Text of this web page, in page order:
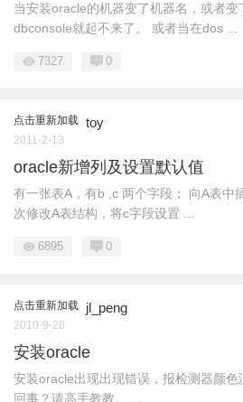
当安装oracle的机器变了机器名，或者
dbconsole就起不来了。 或者当在dos ...
7327 0
点击重新加载 toy
2011-2-13
oracle新增列及设置默认值
有一张表A，有b ,c 两个字段； 向A表中
次修改A表结构，将c字段设置 ...
6895 0
点击重新加载 jl_peng
2010-9-26
安装oracle
安装oracle出现出现错误，报检测器颜色
回事？请高手教教。 ...